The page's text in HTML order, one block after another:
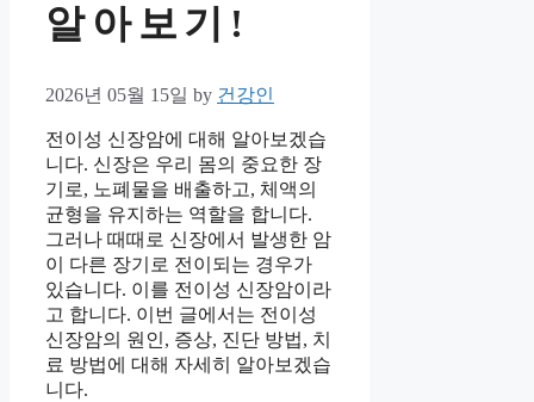
알아보기!
2026년 05월 15일 by 건강인
전이성 신장암에 대해 알아보겠습
니다. 신장은 우리 몸의 중요한 장
기로, 노폐물을 배출하고, 체액의
균형을 유지하는 역할을 합니다.
그러나 때때로 신장에서 발생한 암
이 다른 장기로 전이되는 경우가
있습니다. 이를 전이성 신장암이라
고 합니다. 이번 글에서는 전이성
신장암의 원인, 증상, 진단 방법, 치
료 방법에 대해 자세히 알아보겠습
니다.